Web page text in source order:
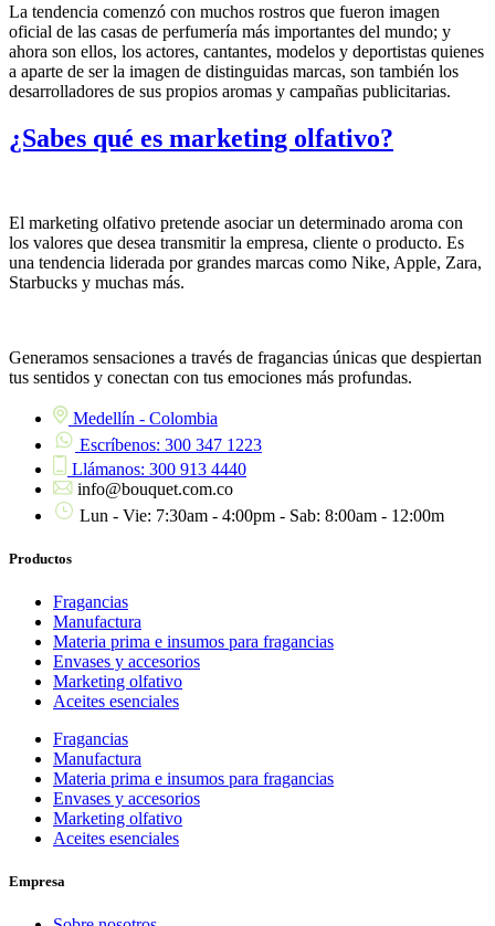
La tendencia comenzó con muchos rostros que fueron imagen
oficial de las casas de perfumería más importantes del mundo; y
ahora son ellos, los actores, cantantes, modelos y deportistas quienes
a aparte de ser la imagen de distinguidas marcas, son también los
desarrolladores de sus propios aromas y campañas publicitarias.
¿Sabes qué es marketing olfativo?
El marketing olfativo pretende asociar un determinado aroma con
los valores que desea transmitir la empresa, cliente o producto. Es
una tendencia liderada por grandes marcas como Nike, Apple, Zara,
Starbucks y muchas más.
Generamos sensaciones a través de fragancias únicas que despiertan
tus sentidos y conectan con tus emociones más profundas.
Medellín - Colombia
Escríbenos: 300 347 1223
Llámanos: 300 913 4440
info@bouquet.com.co
Lun - Vie: 7:30am - 4:00pm - Sab: 8:00am - 12:00m
Productos
Fragancias
Manufactura
Materia prima e insumos para fragancias
Envases y accesorios
Marketing olfativo
Aceites esenciales
Fragancias
Manufactura
Materia prima e insumos para fragancias
Envases y accesorios
Marketing olfativo
Aceites esenciales
Empresa